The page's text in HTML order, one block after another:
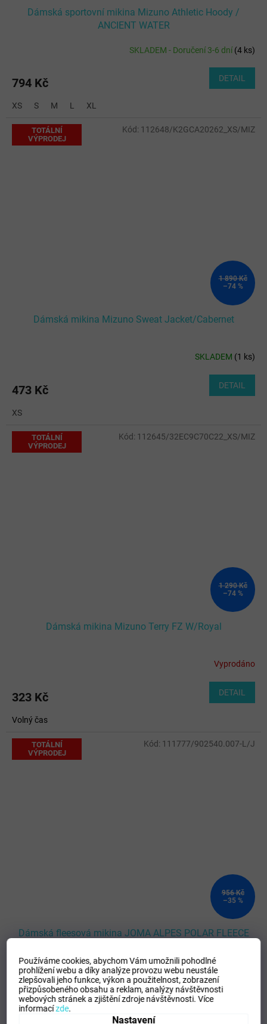
Používáme cookies, abychom Vám umožnili pohodlné
prohlížení webu a díky analýze provozu webu neustále
zlepšovali jeho funkce, výkon a použitelnost,zobrazení
přizpůsobeného obsahu a reklam, analýzy návštěvnosti
webových stránek a zjištění zdroje návštěvnosti.Více
informacízde.
Nastavení
Dámská sportovní mikina Mizuno Athletic Hoody /
ANCIENT WATER
SKLADEM - Doručení 3-6 dní(4 ks)
794 Kč DETAIL
XS S M L XL
TOTÁLNÍ
VÝPRODEJ
1 890 Kč
–74 %
Dámská mikina Mizuno Sweat Jacket/Cabernet
SKLADEM (1 ks)
473 Kč DETAIL
XS
Kód: 112648/K2GCA20262_XS/MIZ
TOTÁLNÍ
VÝPRODEJ
1 290 Kč
–74 %
Dámská mikina Mizuno Terry FZ W/Royal
Vyprodáno
323 Kč DETAIL
Volný čas
Kód: 112645/32EC9C70C22_XS/MIZ
TOTÁLNÍ
VÝPRODEJ
956 Kč
–35 %
Dámská fleesová mikina JOMA ALPES POLAR FLEECE
SKLADEM
621 Kč
Kód: 111777/902540.007-L/J